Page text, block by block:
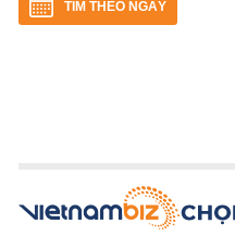
TÌM THEO NGÀY